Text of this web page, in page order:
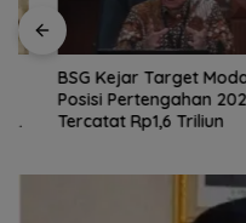
BSG Kejar Target Modal Inti,
Posisi Pertengahan 2026
Tercatat Rp1,6 Triliun